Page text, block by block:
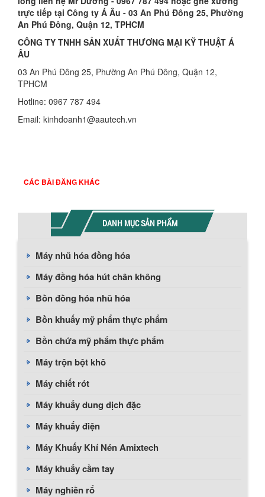
trực tiếp tại Công ty Á Âu - 03 An Phú Đông 25, Phường
An Phú Đông, Quận 12, TPHCM
CÔNG TY TNHH SẢN XUẤT THƯƠNG MẠI KỸ THUẬT Á
ÂU
03 An Phú Đông 25, Phường An Phú Đông, Quận 12,
TPHCM
Hotline: 0967 787 494
Email: kinhdoanh1@aautech.vn
CÁC BÀI ĐĂNG KHÁC
DANH MỤC SẢN PHẨM
Máy nhũ hóa đồng hóa
Máy đồng hóa hút chân không
Bồn đồng hóa nhũ hóa
Bồn khuấy mỹ phẩm thực phẩm
Bồn chứa mỹ phẩm thực phẩm
Máy trộn bột khô
Máy chiết rót
Máy khuấy dung dịch đặc
Máy khuấy điện
Máy Khuấy Khí Nén Amixtech
Máy khuấy cầm tay
Máy nghiền rổ